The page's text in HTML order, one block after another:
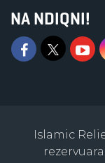
NA NDIQNI!
Islamic